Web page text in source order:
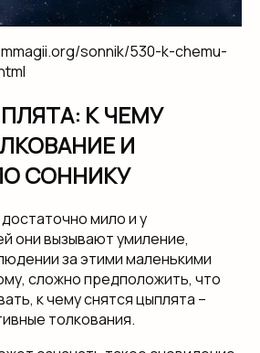
sonnik/530-k-chemu-
К ЧЕМУ
И
СОННИКУ
мило и у
они вызывают умиление,
за этими маленькими
сложно предположить, что
к чему снятся цыплята –
толкования.